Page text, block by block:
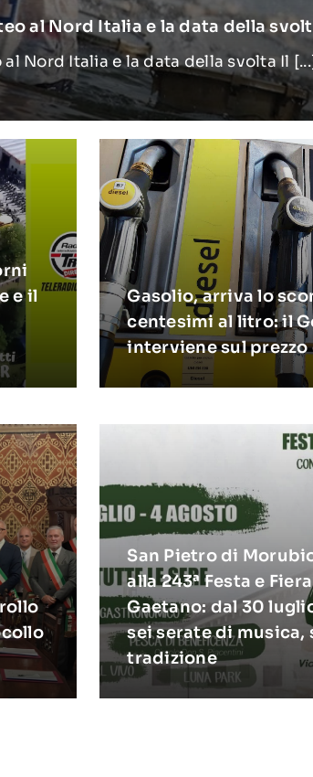
al Nord Italia e la data della
Nord Italia e la data della svolta Il
e il
Gasolio, arriva lo
centesimi al litro: il
interviene sul prezzo
San Pietro di
alla 243ª Festa e
Gaetano: dal 30
sei serate di musica,
tradizione